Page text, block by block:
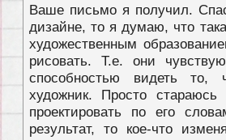
Ваше письмо я получил.
дизайне, то я думаю, что
художественным
рисовать. Т.е. они
способностью видеть
художник. Просто стараюсь
проектировать по его
результат, то кое-что